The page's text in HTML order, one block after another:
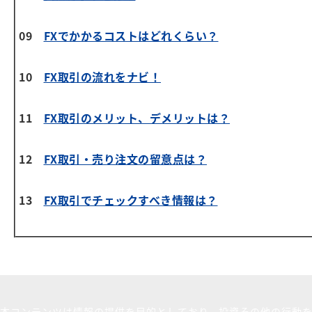
09 FXでかかるコストはどれくらい？
10 FX取引の流れをナビ！
11 FX取引のメリット、デメリットは？
12 FX取引・売り注文の留意点は？
13 FX取引でチェックすべき情報は？